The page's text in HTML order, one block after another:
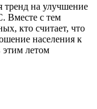
тренд на улучшение
Вместе с тем
кто считает, что
населения к
этим летом